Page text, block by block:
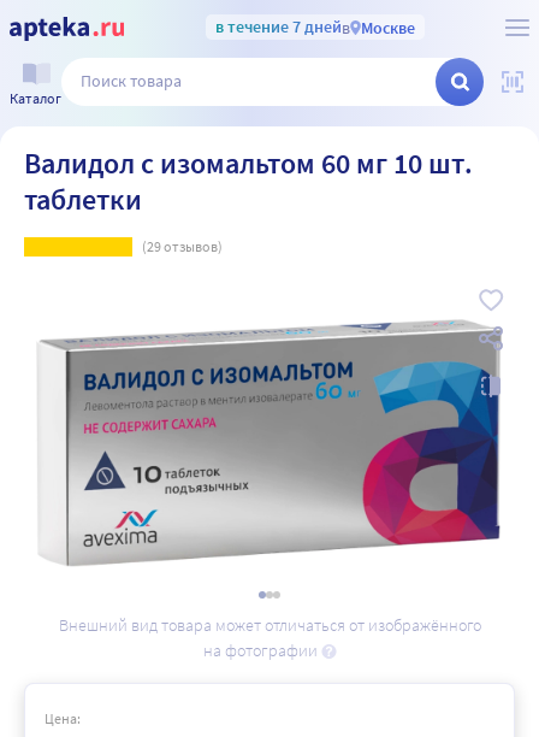
в течение 7 днейв Москве
Каталог
Валидол с изомальтом 60 мг 10 шт.
таблетки
(29отзывов)
Внешний вид товара может отличаться от изображённого
на фотографии
Цена: